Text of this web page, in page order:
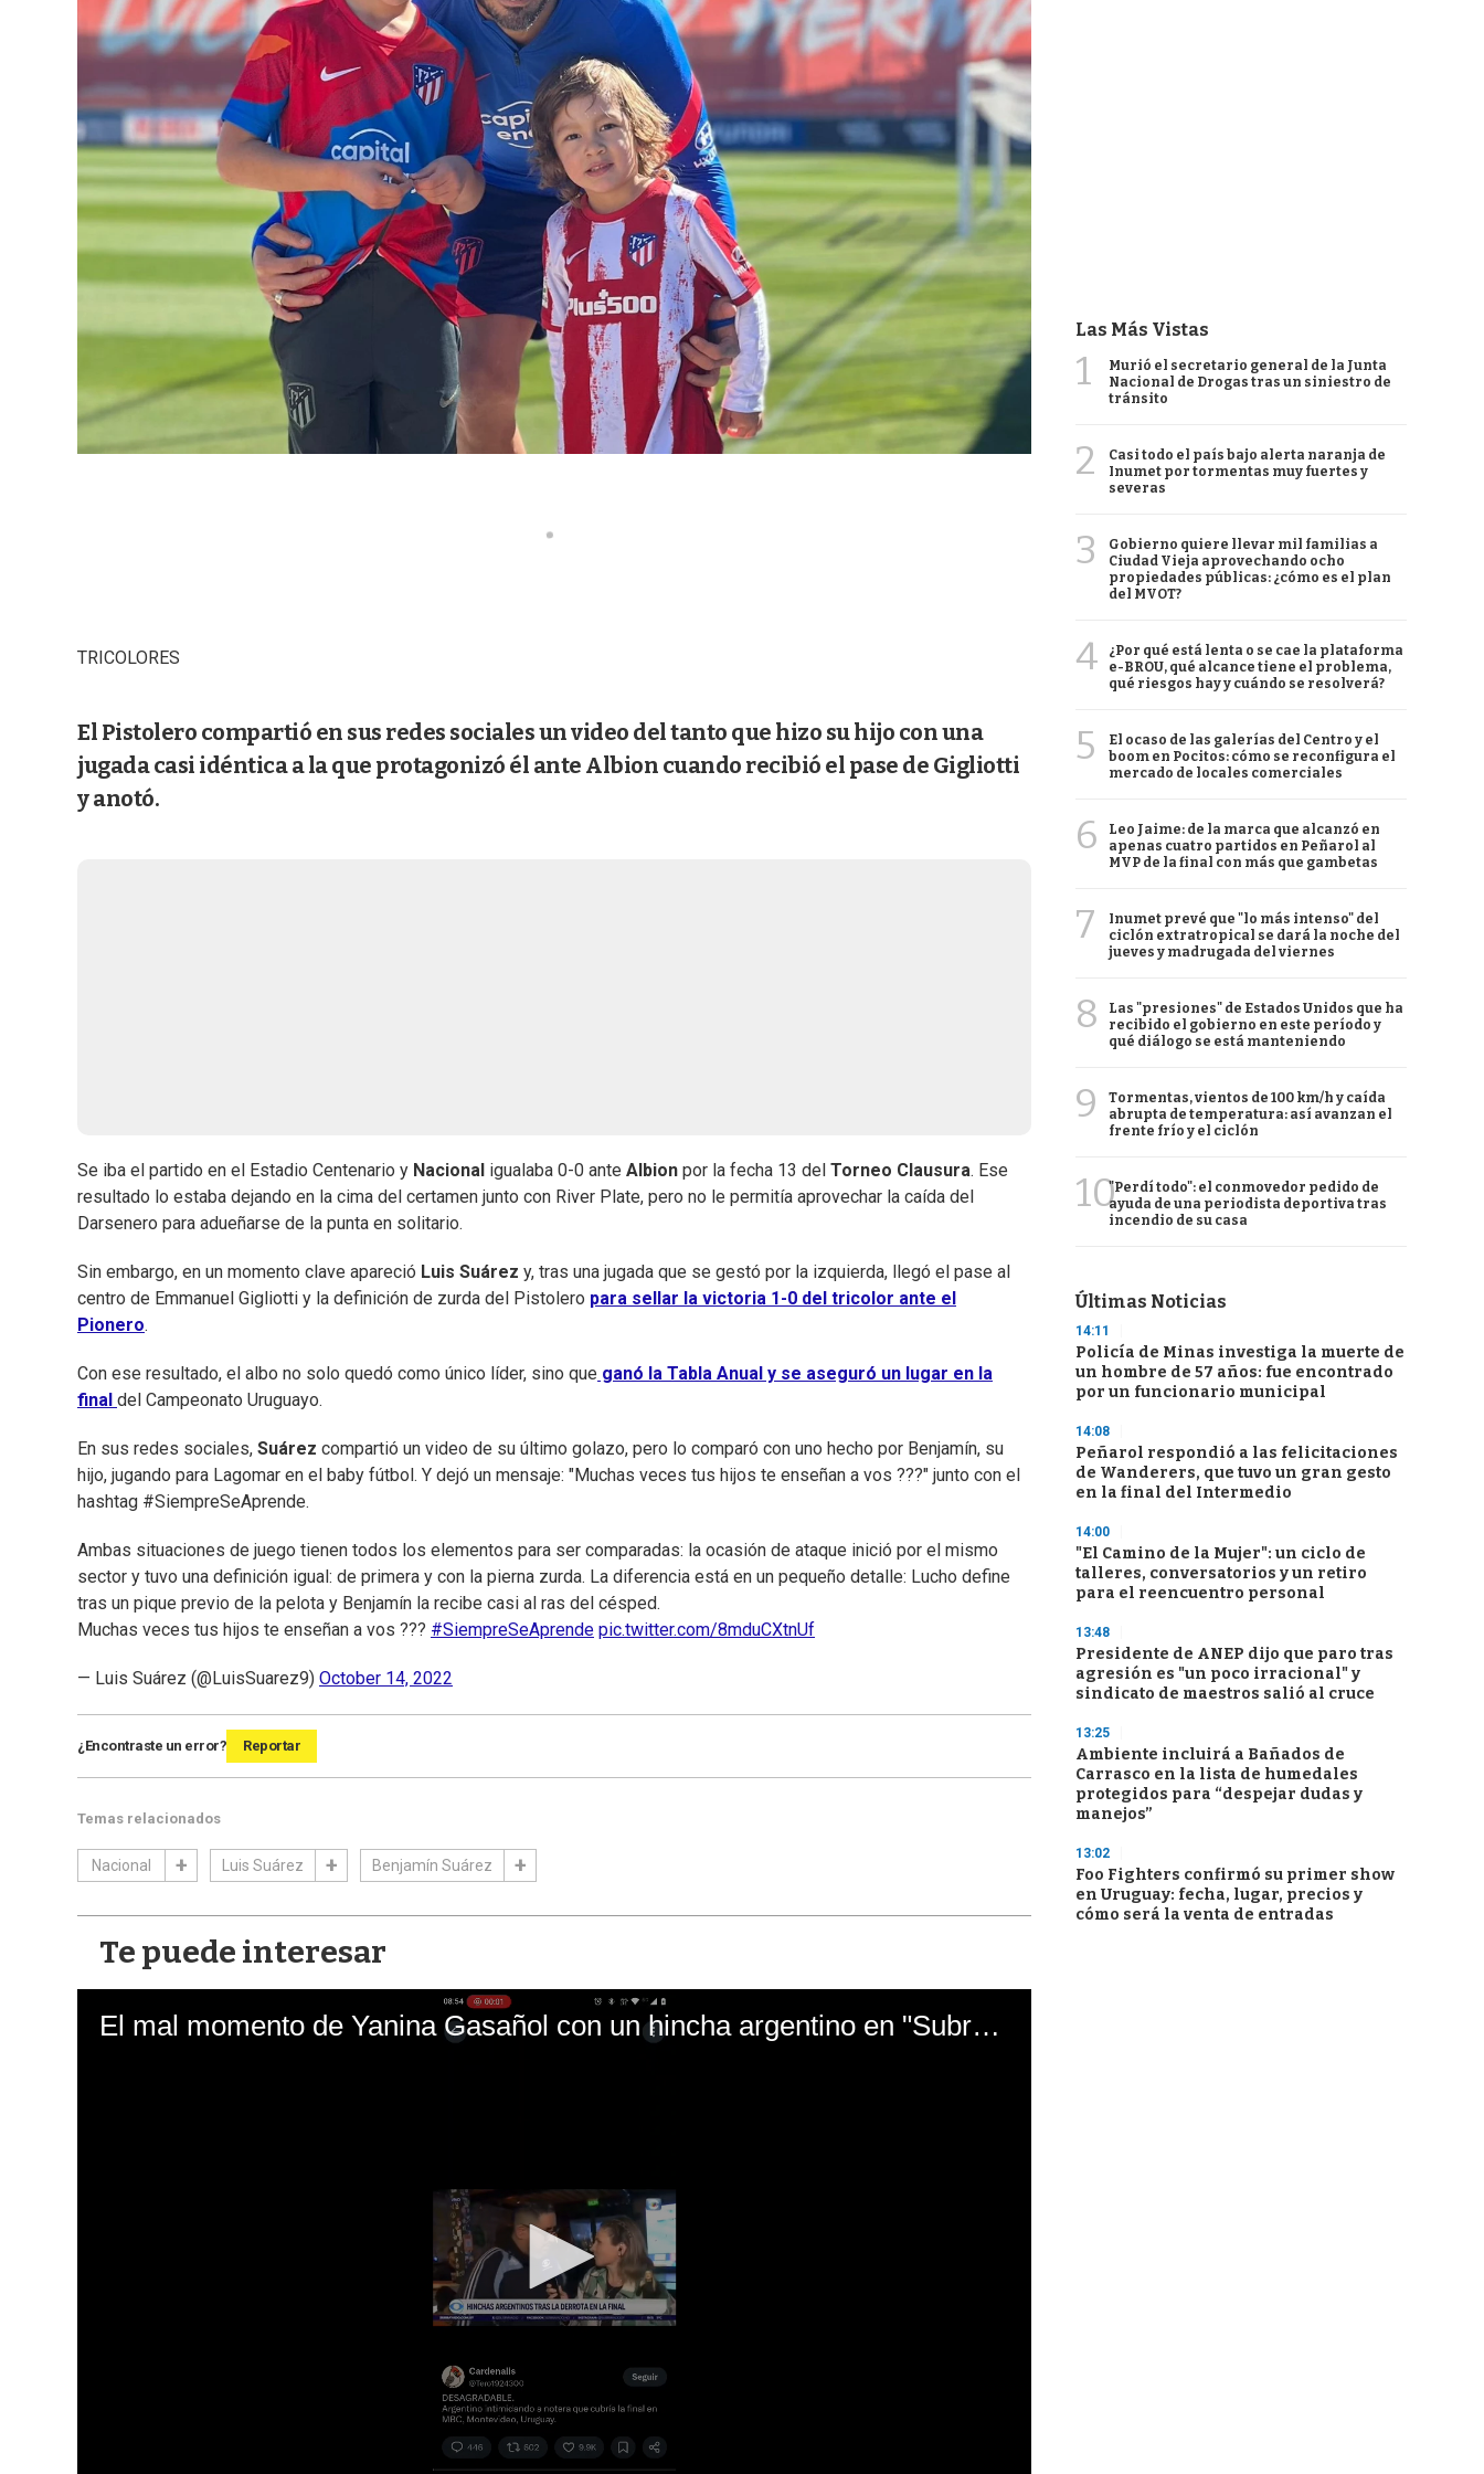
TRICOLORES
El Pistolero compartió en sus redes sociales un video del tanto que hizo su hijo con una
jugada casi idéntica a la que protagonizó él ante Albion cuando recibió el pase de Gigliotti
y anotó.
Se iba el partido en el Estadio Centenario y Nacional igualaba 0-0 ante Albion por la fecha 13 del Torneo Clausura. Ese
resultado lo estaba dejando en la cima del certamen junto con River Plate, pero no le permitía aprovechar la caída del
Darsenero para adueñarse de la punta en solitario.
Sin embargo, en un momento clave apareció Luis Suárez y, tras una jugada que se gestó por la izquierda, llegó el pase al
centro de Emmanuel Gigliotti y la definición de zurda del Pistolero para sellar la victoria 1-0 del tricolor ante el
Pionero.
Con ese resultado, el albo no solo quedó como único líder, sino que ganó la Tabla Anual y se aseguró un lugar en la
final del Campeonato Uruguayo.
En sus redes sociales, Suárez compartió un video de su último golazo, pero lo comparó con uno hecho por Benjamín, su
hijo, jugando para Lagomar en el baby fútbol. Y dejó un mensaje: "Muchas veces tus hijos te enseñan a vos ???" junto con el
hashtag #SiempreSeAprende.
Ambas situaciones de juego tienen todos los elementos para ser comparadas: la ocasión de ataque inició por el mismo
sector y tuvo una definición igual: de primera y con la pierna zurda. La diferencia está en un pequeño detalle: Lucho define
tras un pique previo de la pelota y Benjamín la recibe casi al ras del césped.
Muchas veces tus hijos te enseñan a vos ??? #SiempreSeAprende pic.twitter.com/8mduCXtnUf
— Luis Suárez (@LuisSuarez9) October 14, 2022
¿Encontraste un error? Reportar
Temas relacionados
Nacional Luis Suárez Benjamín Suárez
Te puede interesar
El mal momento de Yanina Gasañol con un hincha argentino en "Subrayado"
Las Más Vistas
1
Murió el secretario general de la Junta
Nacional de Drogas tras un siniestro de
tránsito
2
Casi todo el país bajo alerta naranja de
Inumet por tormentas muy fuertes y
severas
3
Gobierno quiere llevar mil familias a
Ciudad Vieja aprovechando ocho
propiedades públicas: ¿cómo es el plan
del MVOT?
4
¿Por qué está lenta o se cae la plataforma
e-BROU, qué alcance tiene el problema,
qué riesgos hay y cuándo se resolverá?
5
El ocaso de las galerías del Centro y el
boom en Pocitos: cómo se reconfigura el
mercado de locales comerciales
6
Leo Jaime: de la marca que alcanzó en
apenas cuatro partidos en Peñarol al
MVP de la final con más que gambetas
7
Inumet prevé que "lo más intenso" del
ciclón extratropical se dará la noche del
jueves y madrugada del viernes
8
Las "presiones" de Estados Unidos que ha
recibido el gobierno en este período y
qué diálogo se está manteniendo
9
Tormentas, vientos de 100 km/h y caída
abrupta de temperatura: así avanzan el
frente frío y el ciclón
10"Perdí todo": el conmovedor pedido de
ayuda de una periodista deportiva tras
incendio de su casa
Últimas Noticias
14:11
Policía de Minas investiga la muerte de
un hombre de 57 años: fue encontrado
por un funcionario municipal
14:08
Peñarol respondió a las felicitaciones
de Wanderers, que tuvo un gran gesto
en la final del Intermedio
14:00
"El Camino de la Mujer": un ciclo de
talleres, conversatorios y un retiro
para el reencuentro personal
13:48
Presidente de ANEP dijo que paro tras
agresión es "un poco irracional" y
sindicato de maestros salió al cruce
13:25
Ambiente incluirá a Bañados de
Carrasco en la lista de humedales
protegidos para “despejar dudas y
manejos”
13:02
Foo Fighters confirmó su primer show
en Uruguay: fecha, lugar, precios y
cómo será la venta de entradas